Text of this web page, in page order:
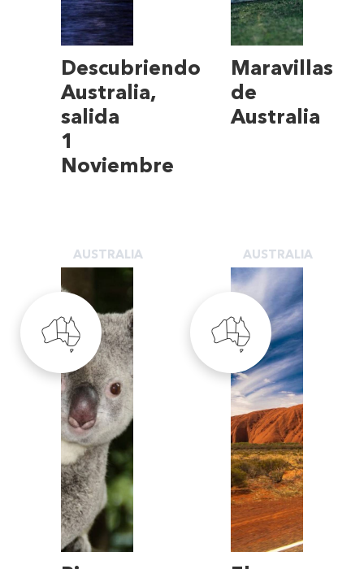
Descubriendo
Australia,
salida
1
Noviembre
Maravillas
de
Australia
AUSTRALIA AUSTRALIA